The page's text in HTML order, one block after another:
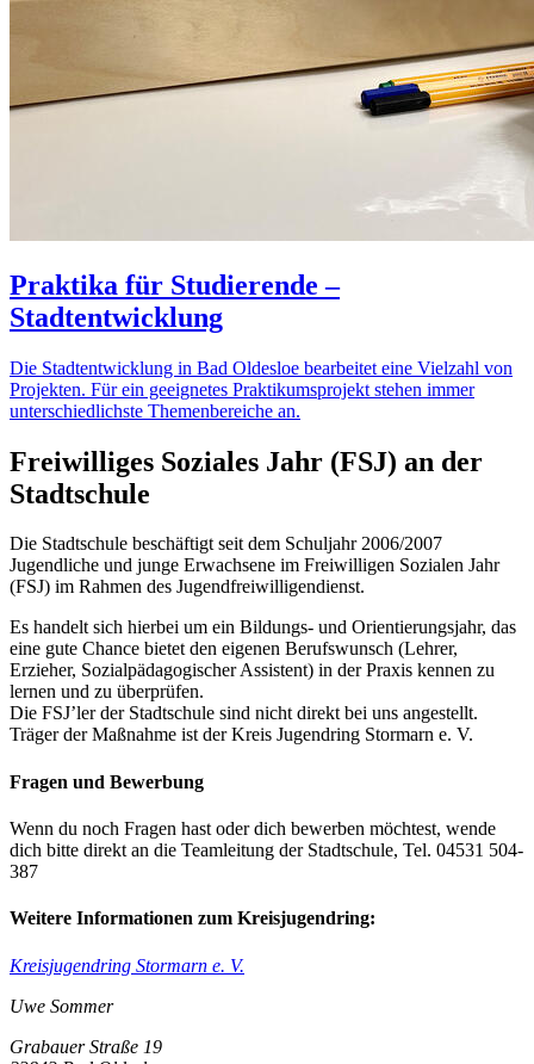
Praktika für Studierende –
Stadtentwicklung
Die Stadtentwicklung in Bad Oldesloe bearbeitet eine Vielzahl von
Projekten. Für ein geeignetes Praktikumsprojekt stehen immer
unterschiedlichste Themenbereiche an.
Freiwilliges Soziales Jahr (FSJ) an der
Stadtschule
Die Stadtschule beschäftigt seit dem Schuljahr 2006/2007
Jugendliche und junge Erwachsene im Freiwilligen Sozialen Jahr
(FSJ) im Rahmen des Jugendfreiwilligendienst.
Es handelt sich hierbei um ein Bildungs- und Orientierungsjahr, das
eine gute Chance bietet den eigenen Berufswunsch (Lehrer,
Erzieher, Sozialpädagogischer Assistent) in der Praxis kennen zu
lernen und zu überprüfen.
Die FSJ’ler der Stadtschule sind nicht direkt bei uns angestellt.
Träger der Maßnahme ist der Kreis Jugendring Stormarn e. V.
Fragen und Bewerbung
Wenn du noch Fragen hast oder dich bewerben möchtest, wende
dich bitte direkt an die Teamleitung der Stadtschule, Tel. 04531 504-
387
Weitere Informationen zum Kreisjugendring:
Kreisjugendring Stormarn e. V.
Uwe Sommer
Grabauer Straße 19